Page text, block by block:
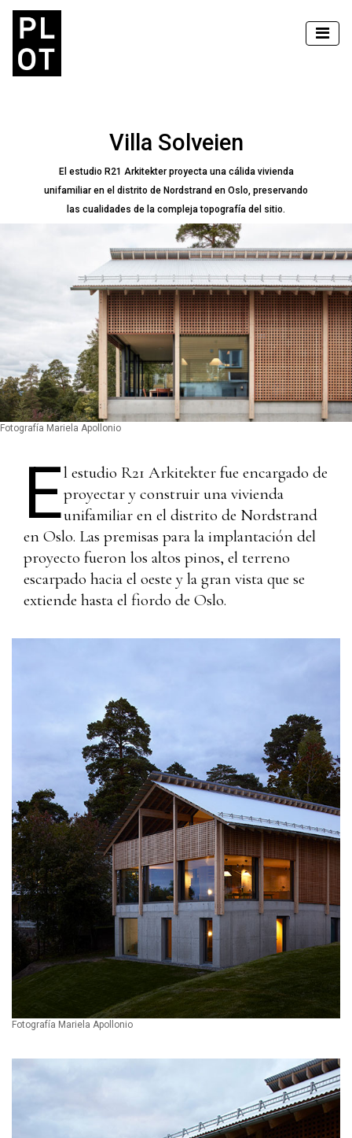
Villa Solveien
El estudio R21 Arkitekter proyecta una cálida vivienda
unifamiliar en el distrito de Nordstrand en Oslo, preservando
las cualidades de la compleja topografía del sitio.
Fotografía Mariela Apollonio
El estudio R21 Arkitekter fue encargado de
proyectar y construir una vivienda
unifamiliar en el distrito de Nordstrand
en Oslo. Las premisas para la implantación del
proyecto fueron los altos pinos, el terreno
escarpado hacia el oeste y la gran vista que se
extiende hasta el fiordo de Oslo.
Fotografía Mariela Apollonio